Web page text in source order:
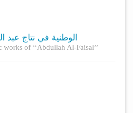
الوطنية في نتاج عبد
of ‘‘Abdullah Al-Faisal’’